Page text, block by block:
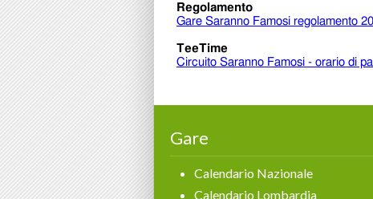
Gare
Calendario Nazionale
Calendario Lombardia